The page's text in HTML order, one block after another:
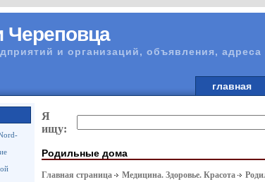
Череповца
и организаций, объявления, адреса
главная
Я
ищу:
Родильные дома
Главная страница Медицина. Здоровье. Красота